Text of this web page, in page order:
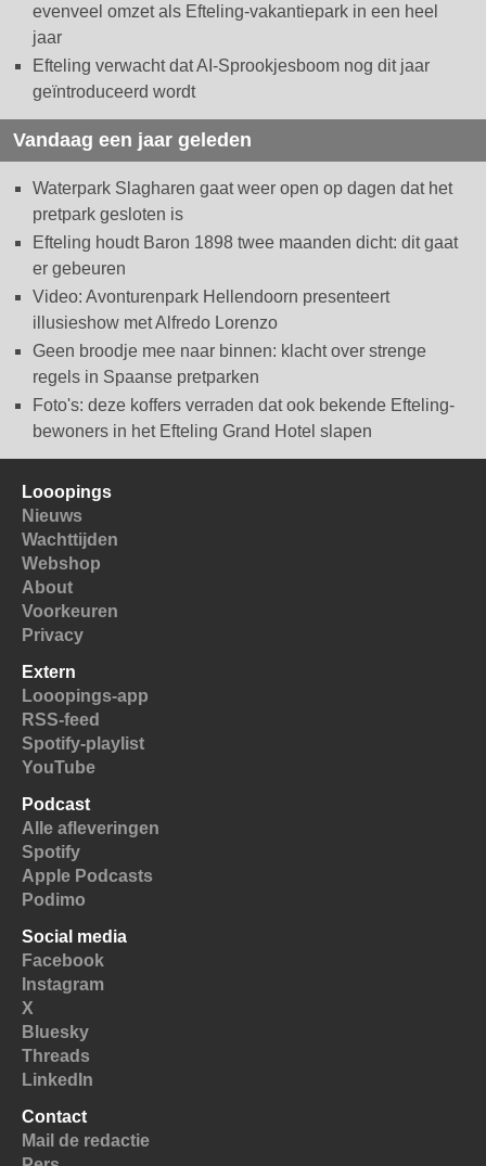
evenveel omzet als Efteling-vakantiepark in een heel
jaar
Efteling verwacht dat AI-Sprookjesboom nog dit jaar
geïntroduceerd wordt
Vandaag een jaar geleden
Waterpark Slagharen gaat weer open op dagen dat het
pretpark gesloten is
Efteling houdt Baron 1898 twee maanden dicht: dit gaat
er gebeuren
Video: Avonturenpark Hellendoorn presenteert
illusieshow met Alfredo Lorenzo
Geen broodje mee naar binnen: klacht over strenge
regels in Spaanse pretparken
Foto's: deze koffers verraden dat ook bekende Efteling-
bewoners in het Efteling Grand Hotel slapen
Looopings
Nieuws
Wachttijden
Webshop
About
Voorkeuren
Privacy
Extern
Looopings-app
RSS-feed
Spotify-playlist
YouTube
Podcast
Alle afleveringen
Spotify
Apple Podcasts
Podimo
Social media
Facebook
Instagram
X
Bluesky
Threads
LinkedIn
Contact
Mail de redactie